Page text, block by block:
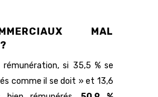
MAL
si 35,5 % se
comme il se doit » et 13,6